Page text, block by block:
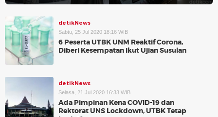
detikNews
Sabtu, 25 Jul 2020 18:16 WIB
6 Peserta UTBK UNM Reaktif Corona,
Diberi Kesempatan Ikut Ujian Susulan
detikNews
Selasa, 21 Jul 2020 16:33 WIB
Ada Pimpinan Kena COVID-19 dan
Rektorat UNS Lockdown, UTBK Tetap